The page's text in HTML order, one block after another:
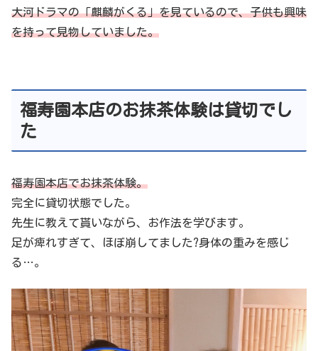
大河ドラマの「麒麟がくる」を見ているので、子供も興味
を持って見物していました。
福寿園本店のお抹茶体験は貸切でし
た
福寿園本店でお抹茶体験。
完全に貸切状態でした。
先生に教えて貰いながら、お作法を学びます。
足が痺れすぎて、ほぼ崩してました?身体の重みを感じ
る…。